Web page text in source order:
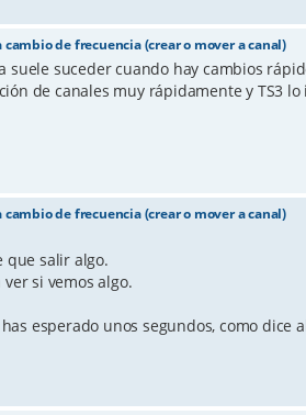
cambio de frecuencia (crear o mover a canal)
suele suceder cuando hay cambios
de canales muy rápidamente y TS3
cambio de frecuencia (crear o mover a canal)
que salir algo.
ver si vemos algo.
esperado unos segundos, como dice